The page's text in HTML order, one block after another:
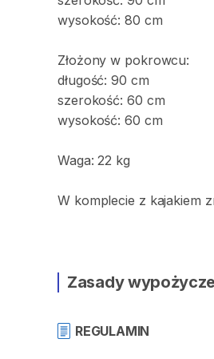
wysokość: 80 cm
Złożony w pokrowcu:
długość: 90 cm
szerokość: 60 cm
wysokość: 60 cm
Waga: 22 kg
W komplecie z kajakiem
Zasady
REGULAMIN